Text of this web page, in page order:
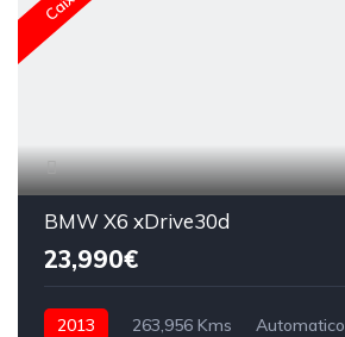
BMW X6 xDrive30d
23,990€
2013 263,956 Kms Automatico